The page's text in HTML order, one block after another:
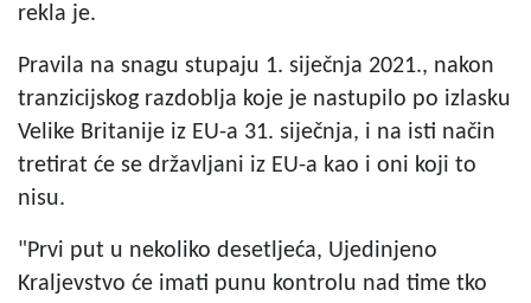
rekla je.
Pravila na snagu stupaju 1. siječnja 2021., nakon
tranzicijskog razdoblja koje je nastupilo po izlasku
Velike Britanije iz EU-a 31. siječnja, i na isti način
tretirat će se državljani iz EU-a kao i oni koji to
nisu.
"Prvi put u nekoliko desetljeća, Ujedinjeno
Kraljevstvo će imati punu kontrolu nad time tko